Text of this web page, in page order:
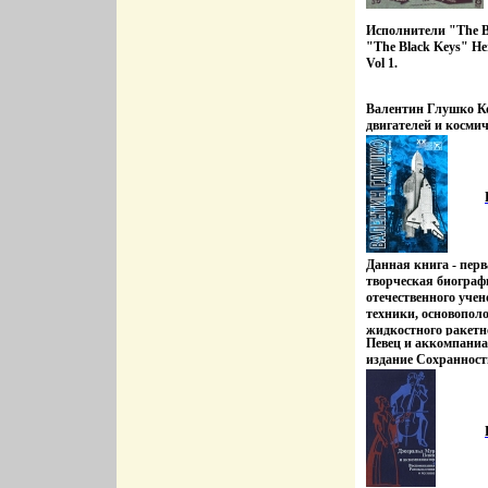
Исполнители "The
"The Black Keys"
Vol 1.
Валентин Глушко
двигателей и
век Знаменитые
13542w.
Данная книга -
творческая
отечественного
техники,
жидкостного
дважды Героя
Труда, лауреата
Государственных
конструктора
автор многих
конструктор
двигательных
ракет, руководитель
Певец и
издание
Издательство:
переплет, 432 стр
84x108/32